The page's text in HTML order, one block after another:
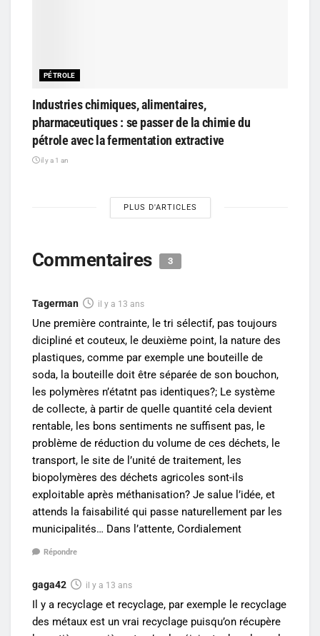
PÉTROLE
Industries chimiques, alimentaires,
pharmaceutiques : se passer de la chimie du
pétrole avec la fermentation extractive
il y a 1 an
PLUS D'ARTICLES
Commentaires 3
Tagerman il y a 13 ans
Une première contrainte, le tri sélectif, pas toujours
dicipliné et couteux, le deuxième point, la nature des
plastiques, comme par exemple une bouteille de
soda, la bouteille doit être séparée de son bouchon,
les polymères n’étatnt pas identiques?; Le système
de collecte, à partir de quelle quantité cela devient
rentable, les bons sentiments ne suffisent pas, le
problème de réduction du volume de ces déchets, le
transport, le site de l’unité de traitement, les
biopolymères des déchets agricoles sont-ils
exploitable après méthanisation? Je salue l’idée, et
attends la faisabilité qui passe naturellement par les
municipalités… Dans l’attente, Cordialement
Répondre
gaga42 il y a 13 ans
Il y a recyclage et recyclage, par exemple le recyclage
des métaux est un vrai recyclage puisqu’on récupère